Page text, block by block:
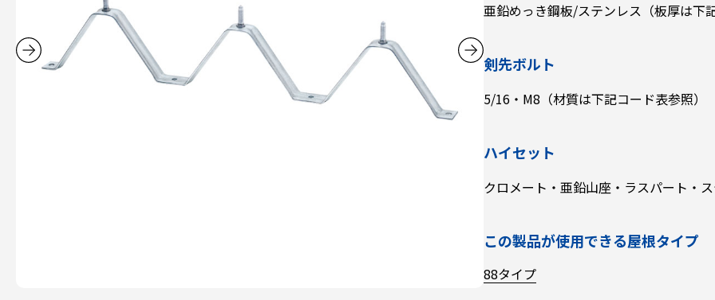
亜鉛めっき鋼板/ステンレス（板厚は下
剣先ボルト
5/16・M8（材質は下記コード表参照）
ハイセット
クロメート・亜鉛山座・ラスパート・
この製品が使用できる屋根タイプ
88タイプ